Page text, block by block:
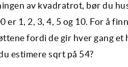
av kvadratrot, bør du
er 1, 2, 3, 4, 5 og 10. For å
fordi de gir hver gang
estimere sqrt på 54?